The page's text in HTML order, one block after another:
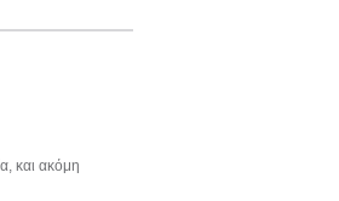
και ακόμη